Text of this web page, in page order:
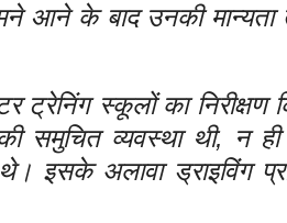
आने के बाद उनकी मान्यता
ट्रेनिंग स्कूलों का
व्यवस्था थी, न ही
इसके अलावा ड्राइविंग